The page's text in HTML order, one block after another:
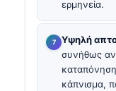
ερμηνεία.
Υψηλή
συνήθως
κάπνισμα,